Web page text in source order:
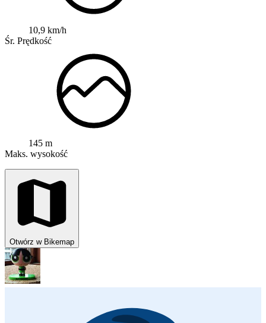
10,9 km/h
Śr. Prędkość
145 m
Maks. wysokość
Otwórz w Bikemap